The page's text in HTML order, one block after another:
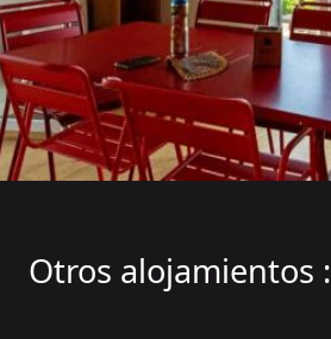
Otros alojamientos :